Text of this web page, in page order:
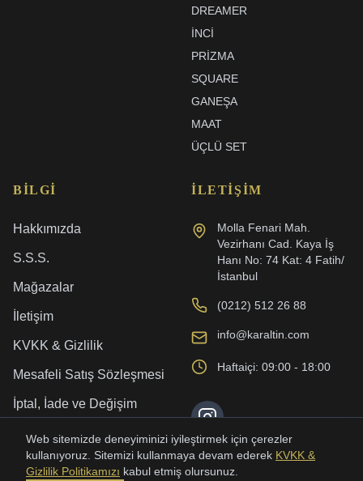
DREAMER
İNCI
PRIZMA
SQUARE
GANEŞA
MAAT
ÜÇLÜ SET
BILGI
Hakkımızda
S.S.S.
Mağazalar
İletişim
KVKK & Gizlilik
Mesafeli Satış Sözleşmesi
İptal, İade ve Değişim
Kargo ve Teslimat
İLETIŞIM
Molla Fenari Mah.
Vezirhanı Cad. Kaya İş
Hanı No: 74 Kat: 4 Fatih/
İstanbul
(0212) 512 26 88
info@karaltin.com
Haftaiçi: 09:00 - 18:00
Web sitemizde deneyiminizi iyileştirmek için çerezler
kullanıyoruz. Sitemizi kullanmaya devam ederek KVKK &
Gizlilik Politikamızı kabul etmiş olursunuz.